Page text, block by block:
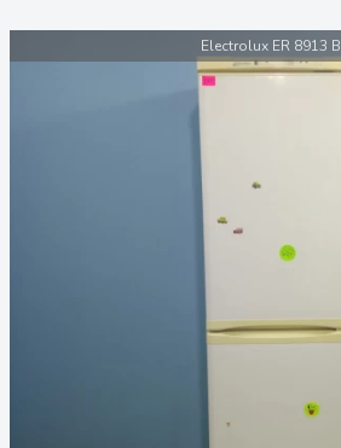
Electrolux ER 8913 B